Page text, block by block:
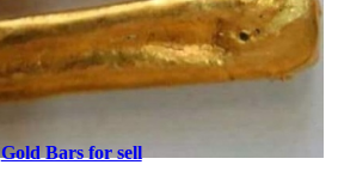
Gold Bars for sell